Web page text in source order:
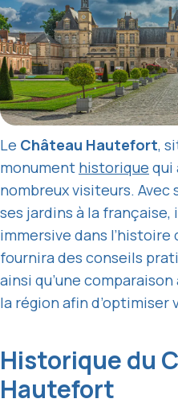
Le Château Hautefort,
monument historique qui
nombreux visiteurs.
ses jardins à la
immersive dans
fournira des conseils
ainsi qu’une
la région afin d’optimiser
Historique du
Hautefort